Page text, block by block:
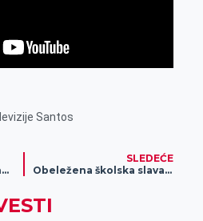
Santos
Izložba „Igra i uspomene“ dramskog studija za mlade
SLEDEĆE
Obeležena školska slava u školama i vrtićima u Zrenjaninu